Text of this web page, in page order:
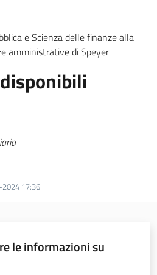
e Scienza delle finanze alla
amministrative di Speyer
17:36
le informazioni su